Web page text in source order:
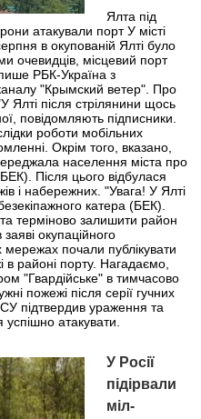
Ялта під
атакували порт У місті
в окупованій Ялті було
очевидців, місцевий порт
РБК-Україна з
"Крымский ветер". Про
Ялті після стрілянини щось
повідомляють підписники.
роботи мобільних
Окрім того, вказано,
населення міста про
Після цього відбулася
і набережних. "Увага! У Ялті
катера (БЕК).
терміново залишити район
окупаційного
мережах почали публікувати
в районі порту. Нагадаємо,
"Гвардійське" в тимчасово
пожежі після серії гучних
підтвердив ураження та
успішно атакувати.
У Росії
підірвали
міл-